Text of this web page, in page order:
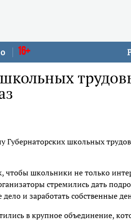
16+
Губернаторских школьных
чтобы школьники не только
стремились дать
и заработать собственные
в крупное объединение,